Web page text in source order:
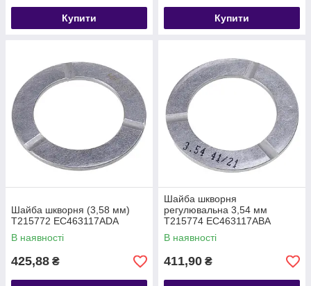
Купити Купити
Шайба шкворня (3,58 мм)
T215772 EC463117ADA
В наявності
425,88 ₴
Шайба шкворня
регулювальна 3,54 мм
T215774 EC463117ABA
В наявності
411,90 ₴